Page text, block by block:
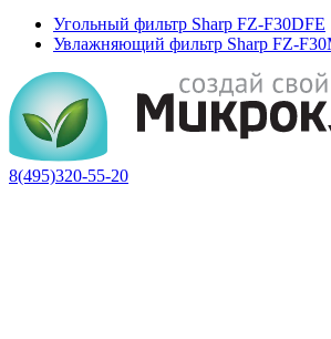
Угольный фильтр Sharp FZ-F30DFE
Увлажняющий фильтр Sharp FZ-
8(495)320-55-20